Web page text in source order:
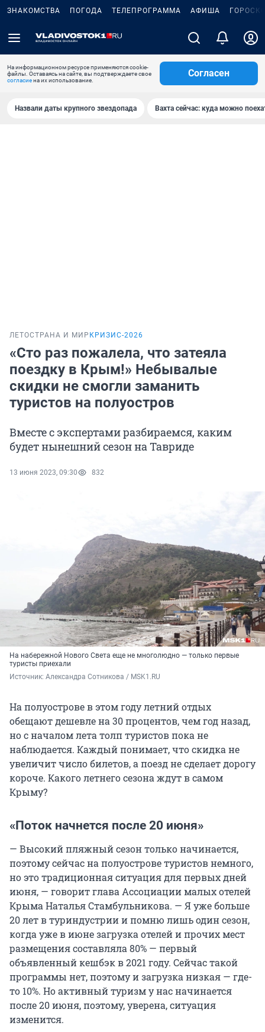
ЗНАКОМСТВА ПОГОДА ТЕЛЕПРОГРАММА АФИША
На информационном ресурсе применяются cookie-
файлы. Оставаясь на сайте, вы подтверждаете свое
согласиена их использование.
Согласен
Назвали даты крупного звездопада Вахта сейчас: куда можно
ЛЕТОСТРАНА И МИР КРИЗИС-2026
«Сто раз пожалела, что затеяла
поездку в Крым!» Небывалые
скидки не смогли заманить
туристов на полуостров
Вместе с экспертами разбираемся, каким
будет нынешний сезон на Тавриде
13 июня 2023, 09:30 832
На набережной Нового Света еще не многолюдно — только первые
туристы приехали
Источник: Александра Сотникова / MSK1.RU
На полуострове в этом году летний отдых
обещают дешевле на 30 процентов, чем год назад,
но с началом лета толп туристов пока не
наблюдается. Каждый понимает, что скидка не
увеличит число билетов, а поезд не сделает дорогу
короче. Какого летнего сезона ждут в самом
Крыму?
«Поток начнется после 20 июня»
— Высокий пляжный сезон только начинается,
поэтому сейчас на полуострове туристов немного,
но это традиционная ситуация для первых дней
июня, — говорит глава Ассоциации малых отелей
Крыма Наталья Стамбульникова. — Я уже больше
20 лет в туриндустрии и помню лишь один сезон,
когда уже в июне загрузка отелей и прочих мест
размещения составляла 80% — первый
объявленный кешбэк в 2021 году. Сейчас такой
программы нет, поэтому и загрузка низкая — где-
то 10%. Но активный туризм у нас начинается
после 20 июня, поэтому, уверена, ситуация
изменится.